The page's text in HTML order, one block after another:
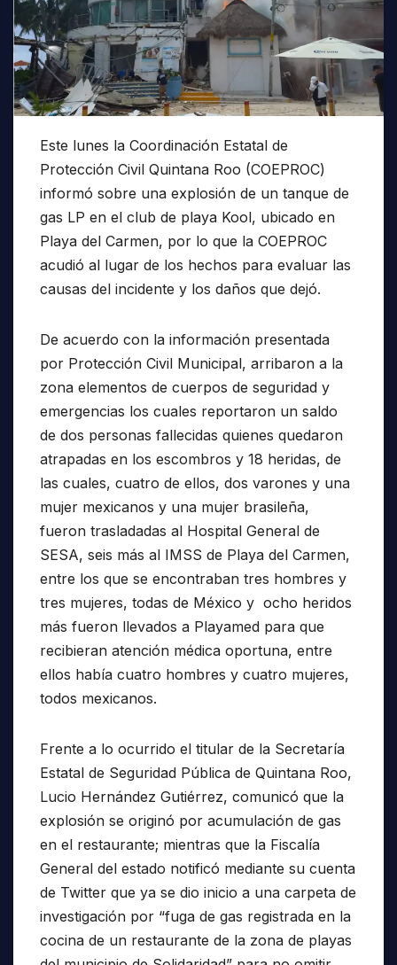
Este lunes la Coordinación Estatal de
Protección Civil Quintana Roo (COEPROC)
informó sobre una explosión de un tanque de
gas LP en el club de playa Kool, ubicado en
Playa del Carmen, por lo que la COEPROC
acudió al lugar de los hechos para evaluar las
causas del incidente y los daños que dejó.
De acuerdo con la información presentada
por Protección Civil Municipal, arribaron a la
zona elementos de cuerpos de seguridad y
emergencias los cuales reportaron un saldo
de dos personas fallecidas quienes quedaron
atrapadas en los escombros y 18 heridas, de
las cuales, cuatro de ellos, dos varones y una
mujer mexicanos y una mujer brasileña,
fueron trasladadas al Hospital General de
SESA, seis más al IMSS de Playa del Carmen,
entre los que se encontraban tres hombres y
tres mujeres, todas de México y ocho heridos
más fueron llevados a Playamed para que
recibieran atención médica oportuna, entre
ellos había cuatro hombres y cuatro mujeres,
todos mexicanos.
Frente a lo ocurrido el titular de la Secretaría
Estatal de Seguridad Pública de Quintana Roo,
Lucio Hernández Gutiérrez, comunicó que la
explosión se originó por acumulación de gas
en el restaurante; mientras que la Fiscalía
General del estado notificó mediante su cuenta
de Twitter que ya se dio inicio a una carpeta de
investigación por “fuga de gas registrada en la
cocina de un restaurante de la zona de playas